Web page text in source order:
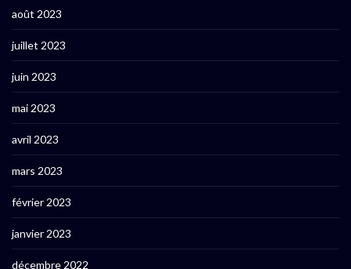
août 2023
juillet 2023
juin 2023
mai 2023
avril 2023
mars 2023
février 2023
janvier 2023
décembre 2022